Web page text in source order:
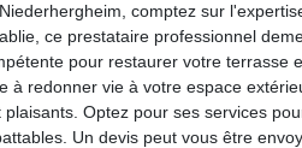
comptez sur
ce prestataire professionnel
pour restaurer votre terrasse
à redonner vie à votre espace
Optez pour ses services
Un devis peut vous être